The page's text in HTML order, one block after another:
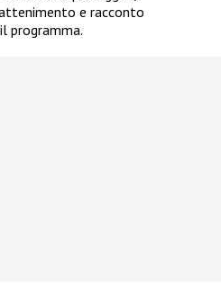
e racconto
programma.